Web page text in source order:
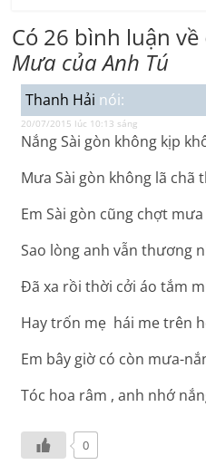
Có 26 bình luận về
Mưa của Anh Tú
Thanh Hải nói:
20/07/2015 lúc 10:13 sáng
Nắng Sài gòn không kịp
Mưa Sài gòn không lã chã
Em Sài gòn cũng chợt
Sao lòng anh vẫn thương
Đã xa rồi thời cởi áo tắm
Hay trốn mẹ hái me trên
Em bây giờ có còn mưa-
Tóc hoa râm , anh nhớ
0